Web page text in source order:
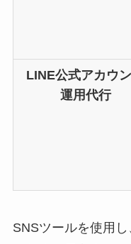
LINE公式アカウ
運用代行
SNSツールを使用